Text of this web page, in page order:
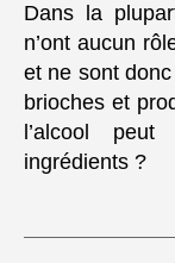
Dans la
n’ont aucun
et ne sont
brioches et
l’alcool
ingrédients ?